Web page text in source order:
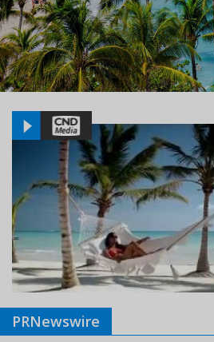
PRNewswire